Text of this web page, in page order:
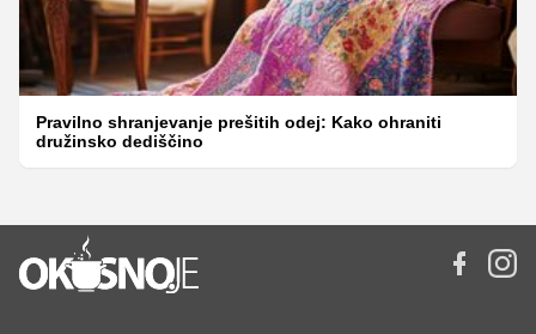
Pravilno shranjevanje prešitih odej: Kako ohraniti
družinsko dediščino